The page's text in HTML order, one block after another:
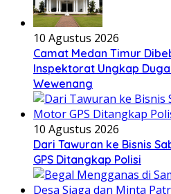
10 Agustus 2026
Camat Medan Timur
Inspektorat Ungkap
Wewenang
10 Agustus 2026
Dari Tawuran ke Bisnis
GPS Ditangkap Polisi